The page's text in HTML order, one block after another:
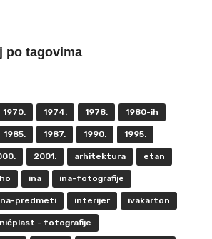
po tagovima
1970. 1974. 1978. 1980-ih
1985. 1987. 1990. 1995.
2001. arhitektura etan
ina ina-fotografije
predmeti interijer ivakarton
- fotografije